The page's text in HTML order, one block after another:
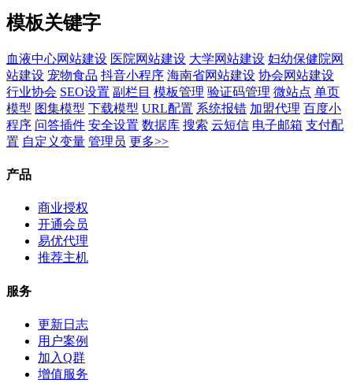
模板关键字
血液中心网站建设 医院网站建设 大学网站建设 妇幼保健院网
站建设 宠物食品 抖音小程序 海南省网站建设 协会网站建设
行业协会 SEO设置 副栏目 模板管理 验证码管理 微站点 单页
模型 图集模型 下载模型 URL配置 系统报错 加盟代理 百度小
程序 问答插件 安全设置 数据库 搜索 云短信 电子邮箱 支付配
置 自定义变量 管理员 更多>>
产品
商业授权
开通会员
易优代理
推荐主机
服务
更新日志
用户案例
加入Q群
增值服务